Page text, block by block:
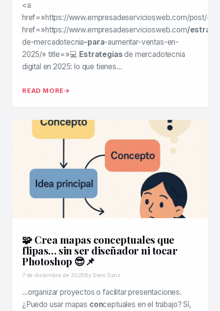
<a
href=»https://www.empresadeserviciosweb.com/post/<a
href=»https://www.empresadeserviciosweb.com/
de-mercadotecnia-para-aumentar-ventas-en-
2025/» title=»💻 Estrategiasde mercadotecnia
digital en 2025: lo que tienes…
READ MORE
🧩 Crea mapas conceptuales que
flipas… sin ser diseñador ni tocar
Photoshop 😎📌
7 de diciembre de 2025By Deivi Sanz
…organizar proyectos o facilitar presentaciones.
¿Puedo usar mapas conceptuales en el trabajo? Sí,